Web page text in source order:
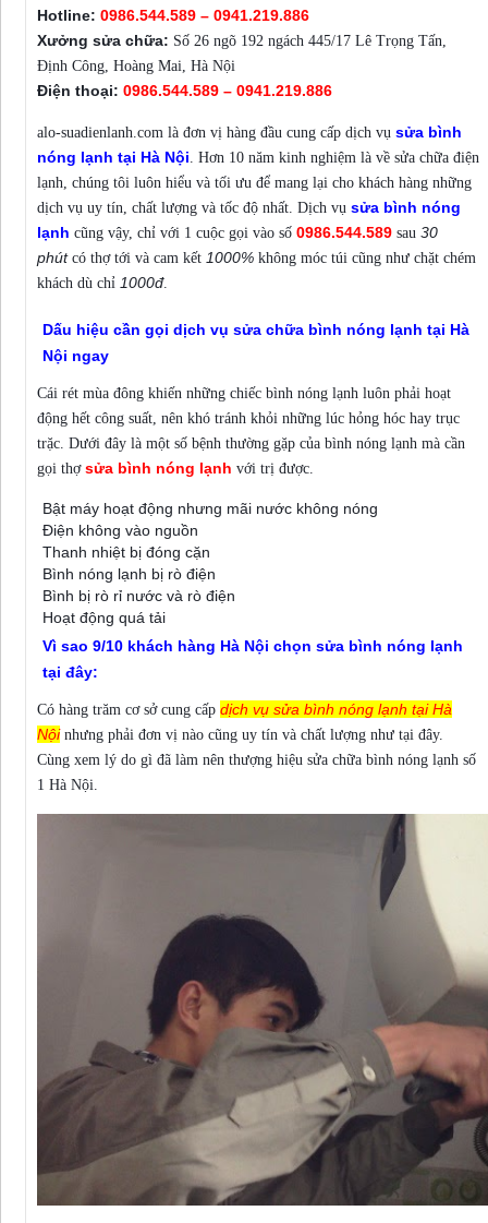
Hotline: 0986.544.589 – 0941.219.886
Xưởng sửa chữa: Số 26 ngõ 192 ngách 445/17 Lê Trọng Tấn,
Định Công, Hoàng Mai, Hà Nội
Điện thoại: 0986.544.589 – 0941.219.886
alo-suadienlanh.com là đơn vị hàng đầu cung cấp dịch vụ sửa bình
nóng lạnh tại Hà Nội . Hơn 10 năm kinh nghiệm là về sửa chữa điện
lạnh, chúng tôi luôn hiểu và tối ưu để mang lại cho khách hàng những
dịch vụ uy tín, chất lượng và tốc độ nhất. Dịch vụ sửa bình nóng
lạnh cũng vậy, chỉ với 1 cuộc gọi vào số 0986.544.589 sau 30
phútcó thợ tới và cam kết 1000% không móc túi cũng như chặt chém
khách dù chỉ 1000đ.
Dấu hiệu cần gọi dịch vụ sửa chữa bình nóng lạnh tại Hà
Nội ngay
Cái rét mùa đông khiến những chiếc bình nóng lạnh luôn phải hoạt
động hết công suất, nên khó tránh khỏi những lúc hỏng hóc hay trục
trặc. Dưới đây là một số bệnh thường gặp của bình nóng lạnh mà cần
gọi thợ sửa bình nóng lạnh với trị được.
Bật máy hoạt động nhưng mãi nước không nóng
Điện không vào nguồn
Thanh nhiệt bị đóng cặn
Bình nóng lạnh bị rò điện
Bình bị rò rỉ nước và rò điện
Hoạt động quá tải
Vì sao 9/10 khách hàng Hà Nội chọn sửa bình nóng lạnh
tại đây:
Có hàng trăm cơ sở cung cấp dịch vụ sửa bình nóng lạnh tại Hà
Nộinhưng phải đơn vị nào cũng uy tín và chất lượng như tại đây.
Cùng xem lý do gì đã làm nên thượng hiệu sửa chữa bình nóng lạnh số
1 Hà Nội.